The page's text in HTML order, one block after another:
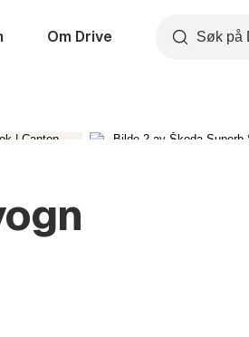
Om Drive Søk